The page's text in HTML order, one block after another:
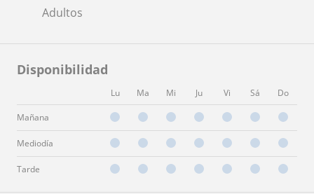
Adultos
Disponibilidad
Lu Ma Mi Ju Vi Sá Do
Mañana
Mediodía
Tarde